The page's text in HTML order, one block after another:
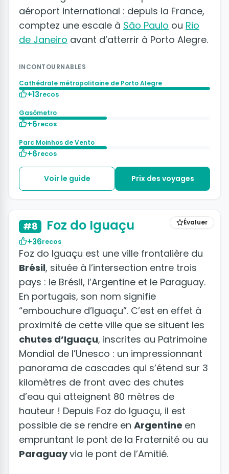
aéroport international : depuis la France,
comptez une escale à São Paulo ou Rio
de Janeiro avant d’atterrir à Porto Alegre.
INCONTOURNABLES
Cathédrale métropolitaine de Porto Alegre
+13recos
Gasómetro
+6recos
Parc Moinhos de Vento
+6recos
Voir le guide Prix des voyages
Évaluer
#8 Foz do Iguaçu
+36recos
Foz do Iguaçu est une ville frontalière du
Brésil, située à l’intersection entre trois
pays : le Brésil, l’Argentine et le Paraguay.
En portugais, son nom signifie
“embouchure d’Iguaçu”. C’est en effet à
proximité de cette ville que se situent les
chutes d’Iguaçu, inscrites au Patrimoine
Mondial de l’Unesco : un impressionnant
panorama de cascades qui s’étend sur 3
kilomètres de front avec des chutes
d’eau qui atteignent 80 mètres de
hauteur ! Depuis Foz do Iguaçu, il est
possible de se rendre en Argentine en
empruntant le pont de la Fraternité ou au
Paraguayvia le pont de l’Amitié.